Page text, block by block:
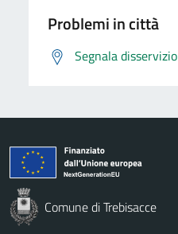
Problemi in città
Segnala disservizio
Comune di Trebisacce